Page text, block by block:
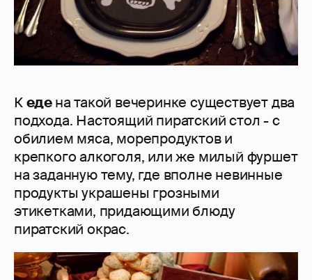
Кедена такой вечеринке существует два
подхода. Настоящий пиратский стол - с
обилием мяса, морепродуктов и
крепкого алкоголя, или же милый фуршет
на заданную тему, где вполне невинные
продукты украшены грозными
этикетками, придающими блюду
пиратский окрас.